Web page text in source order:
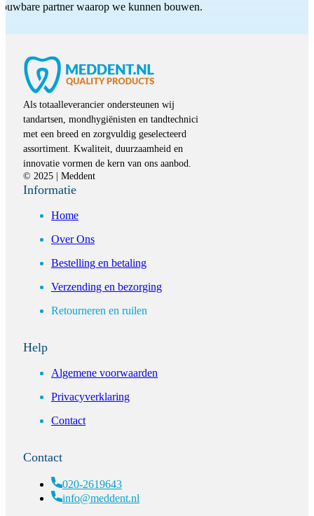
partner waarop we kunnen bouwen.
Als totaalleverancier ondersteunen wij
tandartsen, mondhygiënisten en tandtechnici
met een breed en zorgvuldig geselecteerd
assortiment. Kwaliteit, duurzaamheid en
innovatie vormen de kern van ons aanbod.
© 2025 | Meddent
Informatie
Home
Over Ons
Bestelling en betaling
Verzending en bezorging
Retourneren en ruilen
Help
Algemene voorwaarden
Privacyverklaring
Contact
Contact
020-2619643
info@meddent.nl